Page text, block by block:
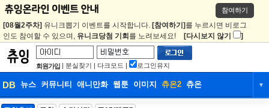
참여하기
[08월2주차] 유니크뽑기 이벤트를 시작합니다. [참여하기] 를 누르시면 비로그
인도 참여할 수 있으며, 유니크당첨 기회 를 노려보세요! [다시보지 않기 ]
회원가입 | 분실찾기 | 다크모드 | 로그인유지
DB 뉴스 커뮤니티 애니만화 웹툰 이미지 츄온2 츄온 ▼
DB